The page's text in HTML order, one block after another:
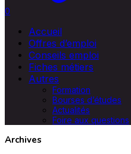
0
Accueil
Offres d’emploi
Conseils emploi
Fiches métiers
Autres
Formation
Bourses d’études
Actualités
Foire aux questions
Archives